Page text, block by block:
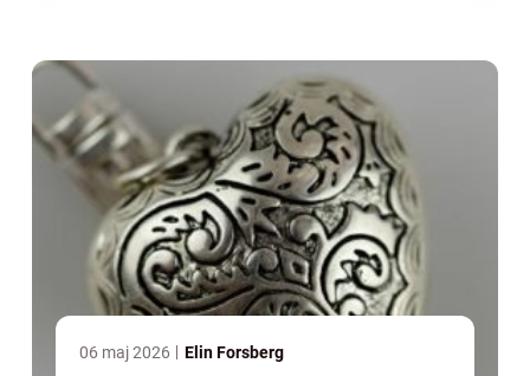
06 maj 2026 Elin Forsberg